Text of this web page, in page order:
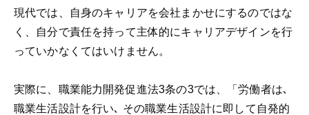
現代では、自身のキャリアを会社まかせにするのではな
く、自分で責任を持って主体的にキャリアデザインを行
っていかなくてはいけません。
実際に、職業能力開発促進法3条の3では、「労働者は､
職業生活設計を行い､ その職業生活設計に即して自発的